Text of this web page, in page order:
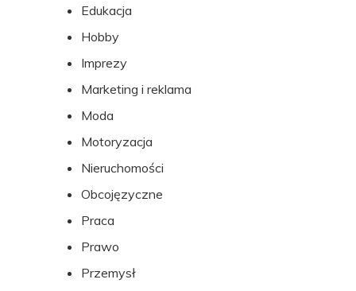
Edukacja
Hobby
Imprezy
Marketing i reklama
Moda
Motoryzacja
Nieruchomości
Obcojęzyczne
Praca
Prawo
Przemysł